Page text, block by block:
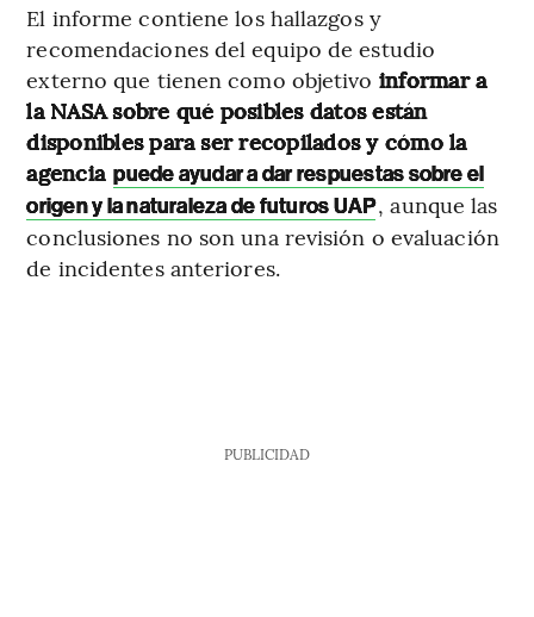
El informe contiene los hallazgos y
recomendaciones del equipo de estudio
externo que tienen como objetivo informar a
la NASA sobre qué posibles datos están
disponibles para ser recopilados y cómo la
agencia puede ayudar a dar respuestas sobre el
origen y la naturaleza de futuros UAP, aunque las
conclusiones no son una revisión o evaluación
de incidentes anteriores.
PUBLICIDAD